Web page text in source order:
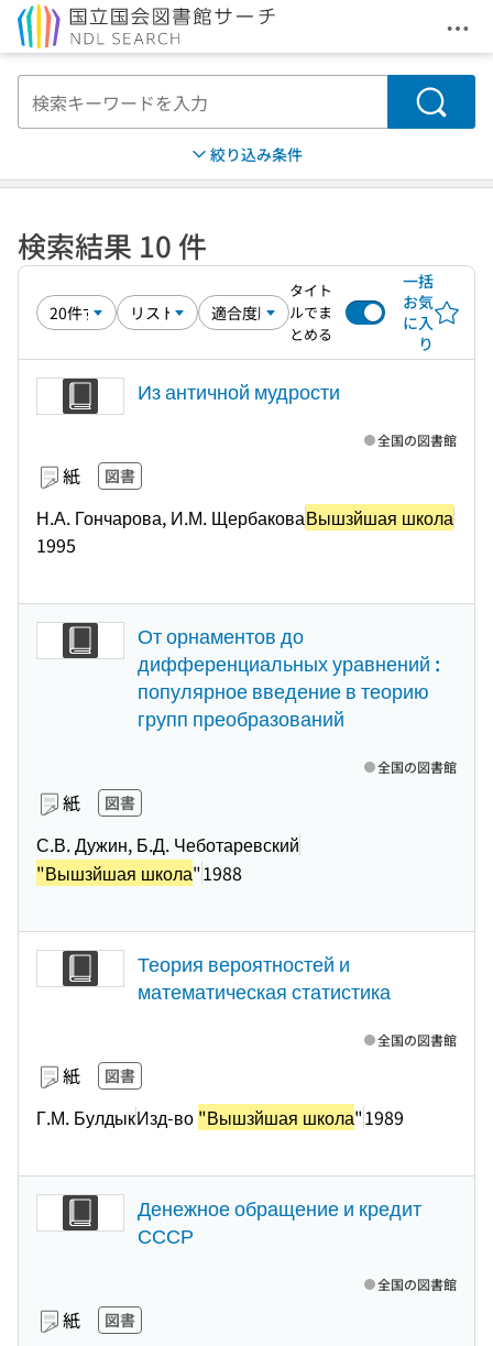
メ
検索
絞り込み条件
検索結果 10 件
タイト
ルでま
とめる
一括
お気
に入
り
Из античной мудрости
紙 図書
Н.А. Гончарова, И.М. ЩербаковаВышзйшая школа
1995
全国の図書館
От орнаментов до
дифференциальных уравнений :
популярное введение в теорию
групп преобразований
紙 図書
С.В. Дужин, Б.Д. Чеботаревский
"Вышзйшая школа"1988
全国の図書館
Теория вероятностей и
математическая статистика
紙 図書
Г.М. БулдыкИзд-во "Вышзйшая школа"1989
全国の図書館
Денежное обращение и кредит
СССР
紙 図書
全国の図書館